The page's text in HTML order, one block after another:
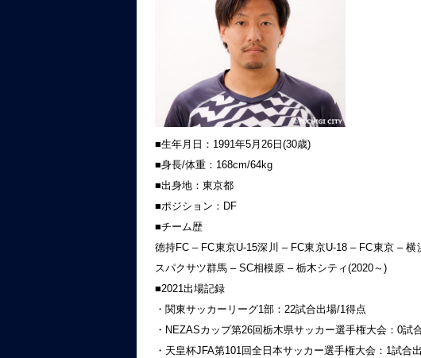
■生年月日：1991年5月26日(30歳)
■身長/体重：168cm/64kg
■出身地：東京都
■ポジション：DF
■チーム歴
徳持FC – FC東京U-15深川 – FC東京U-18 – FC東京 –
スパクサツ群馬 – SC相模原 – 栃木シティ(2020～)
■2021出場記録
・関東サッカーリーグ1部：22試合出場/1得点
・NEZASカップ第26回栃木県サッカー選手権大会：0試
・天皇杯JFA第101回全日本サッカー選手権大会：1試合